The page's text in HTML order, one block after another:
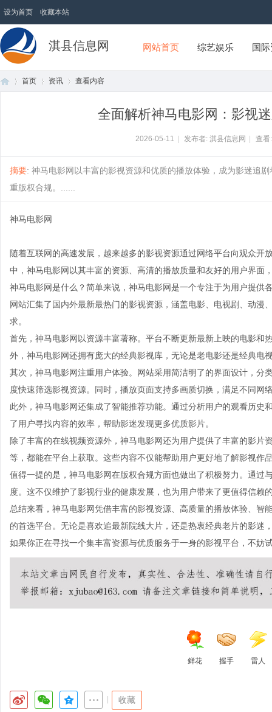
设为首页 收藏本站
淇县信息网 网站首页 综艺娱乐 国
首页 资讯 查看内容
全面解析神马电影网：影视
2026-05-11 发布者: 淇县信息网 查
摘要: 神马电影网以丰富的影视资源和优质的播放体验，成为影迷追
重版权合规。......
神马电影网
随着互联网的高速发展，越来越多的影视资源通过网络平台向观众
中，神马电影网以其丰富的资源、高清的播放质量和友好的用户界面
神马电影网是什么？简单来说，神马电影网是一个专注于为用户提供
网站汇集了国内外最新最热门的影视资源，涵盖电影、电视剧、动
求。
首先，神马电影网以资源丰富著称。平台不断更新最新上映的电影和
外，神马电影网还拥有庞大的经典影视库，无论是老电影还是经典电
其次，神马电影网注重用户体验。网站采用简洁明了的界面设计，分
度快速筛选影视资源。同时，播放页面支持多画质切换，满足不同网
此外，神马电影网还集成了智能推荐功能。通过分析用户的观看历
了用户寻找内容的效率，帮助影迷发现更多优质影片。
除了丰富的在线视频资源外，神马电影网还为用户提供了丰富的影
等，都能在平台上获取。这些内容不仅能帮助用户更好地了解影视作
值得一提的是，神马电影网在版权合规方面也做出了积极努力。通过
度。这不仅维护了影视行业的健康发展，也为用户带来了更值得信赖
总结来看，神马电影网凭借丰富的影视资源、高质量的播放体验、
的首选平台。无论是喜欢追最新院线大片，还是热衷经典老片的影迷
如果你正在寻找一个集丰富资源与优质服务于一身的影视平台，不妨
鲜花 握手 雷人
收藏